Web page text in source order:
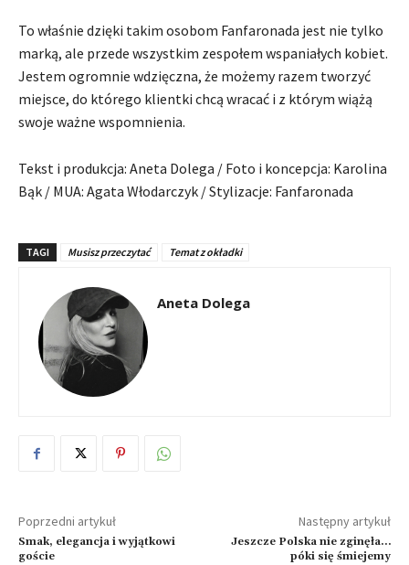
To właśnie dzięki takim osobom Fanfaronada jest nie tylko
marką, ale przede wszystkim zespołem wspaniałych kobiet.
Jestem ogromnie wdzięczna, że możemy razem tworzyć
miejsce, do którego klientki chcą wracać i z którym wiążą
swoje ważne wspomnienia.
Tekst i produkcja: Aneta Dolega / Foto i koncepcja: Karolina
Bąk / MUA: Agata Włodarczyk / Stylizacje: Fanfaronada
TAGI Musisz przeczytać Temat z okładki
Aneta Dolega
Poprzedni artykuł
Smak, elegancja i wyjątkowi
goście
Następny artykuł
Jeszcze Polska nie zginęła…
póki się śmiejemy